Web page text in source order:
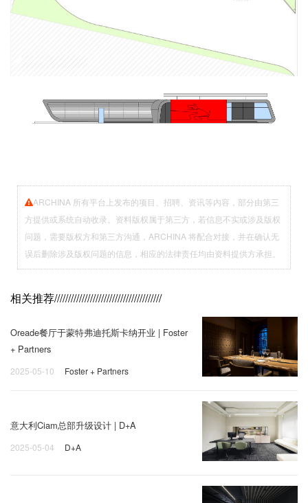
ARCHINA 所有平台上发布的项目、招聘、资讯等内容，部分由第三
方提供或系统自动收录。资料版权属于第三方，若信息不实或涉及版权
问题，需要版权方和第三方沟通，ARCHINA 将配合对接，并在确认无
误后删除涉及版权问题的信息，相应的法律责任均由资料提供方承担。
相关推荐///////////////////////////////////////
Oreade餐厅于蒙特弗迪托斯卡纳开业 | Foster
+ Partners
2025-05-10 Foster + Partners
意大利Ciam总部升级设计 | D+A
2025-05-04 D+A